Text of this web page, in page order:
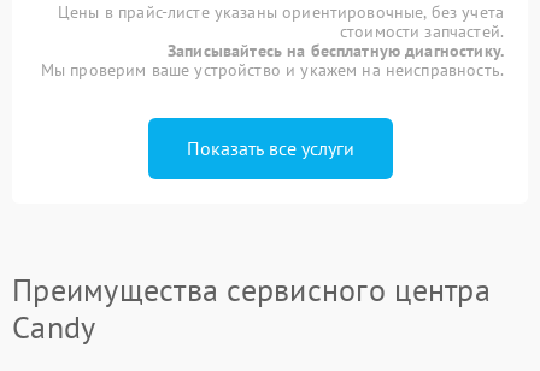
Цены в прайс-листе указаны ориентировочные, без учета
стоимости запчастей.
Записывайтесь на бесплатную диагностику.
Мы проверим ваше устройство и укажем на неисправность.
Показать все услуги
Преимущества сервисного центра
Candy